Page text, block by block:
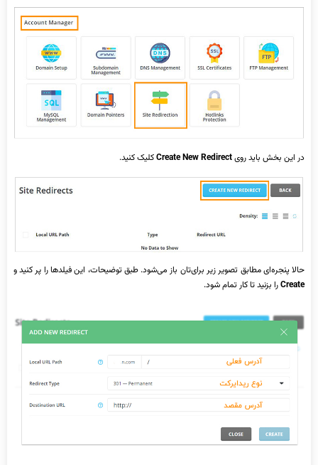
در این بخش باید رویCreate New Redirectکلیک کنید.
حالا پنجره‌ای مطابق تصویر زیر برای‌تان باز می‌شود. طبق توضیحات، این فیلدها را پر کنید و
Createرا بزنید تا کار تمام شود.